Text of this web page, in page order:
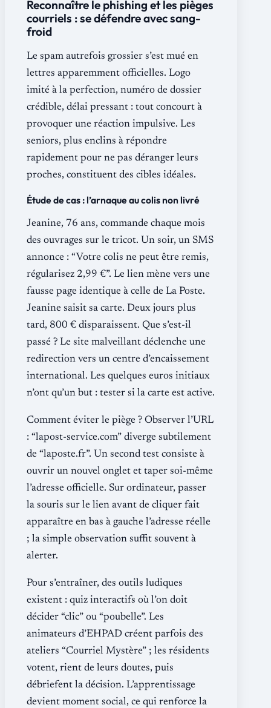
Reconnaître le phishing et les pièges
courriels : se défendre avec sang-
froid
Le spam autrefois grossier s’est mué en
lettres apparemment officielles. Logo
imité à la perfection, numéro de dossier
crédible, délai pressant : tout concourt à
provoquer une réaction impulsive. Les
seniors, plus enclins à répondre
rapidement pour ne pas déranger leurs
proches, constituent des cibles idéales.
Étude de cas : l’arnaque au colis non livré
Jeanine, 76 ans, commande chaque mois
des ouvrages sur le tricot. Un soir, un SMS
annonce : “Votre colis ne peut être remis,
régularisez 2,99 €”. Le lien mène vers une
fausse page identique à celle de La Poste.
Jeanine saisit sa carte. Deux jours plus
tard, 800 € disparaissent. Que s’est-il
passé ? Le site malveillant déclenche une
redirection vers un centre d’encaissement
international. Les quelques euros initiaux
n’ont qu’un but : tester si la carte est active.
Comment éviter le piège ? Observer l’URL
: “lapost-service.com” diverge subtilement
de “laposte.fr”. Un second test consiste à
ouvrir un nouvel onglet et taper soi-même
l’adresse officielle. Sur ordinateur, passer
la souris sur le lien avant de cliquer fait
apparaître en bas à gauche l’adresse réelle
; la simple observation suffit souvent à
alerter.
Pour s’entraîner, des outils ludiques
existent : quiz interactifs où l’on doit
décider “clic” ou “poubelle”. Les
animateurs d’EHPAD créent parfois des
ateliers “Courriel Mystère” ; les résidents
votent, rient de leurs doutes, puis
débriefent la décision. L’apprentissage
devient moment social, ce qui renforce la